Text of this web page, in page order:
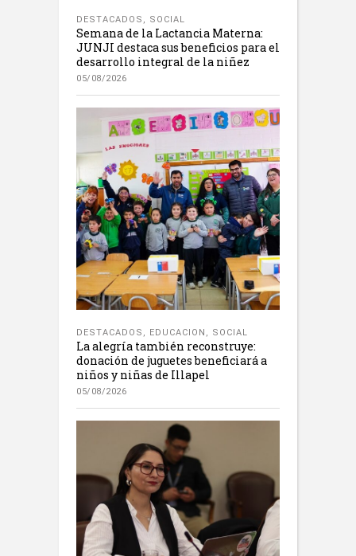
DESTACADOS SOCIAL
Semana de la Lactancia Materna:
JUNJI destaca sus beneficios para el
desarrollo integral de la niñez
05/08/2026
DESTACADOS , EDUCACION , SOCIAL
La alegría también reconstruye:
donación de juguetes beneficiará a
niños y niñas de Illapel
05/08/2026